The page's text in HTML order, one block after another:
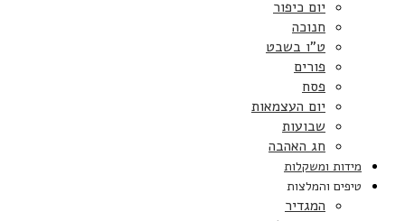
יום כיפור
חנוכה
ט”ו בשבט
פורים
פסח
יום העצמאות
שבועות
חג האהבה
מידות ומשקלות
טיפים והמלצות
המגדיר